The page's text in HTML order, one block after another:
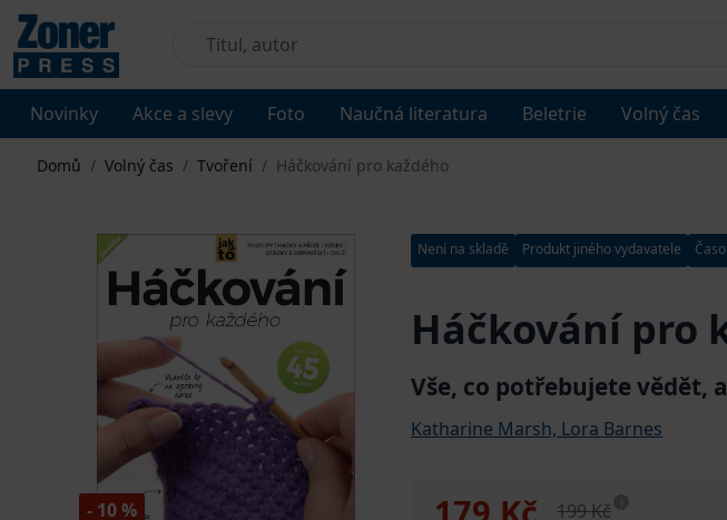
Novinky Akce a slevy Foto Naučná literatura Beletrie Volný čas
Domů / Volný čas / Tvoření / Háčkování pro každého
- 10 %
Není na skladě Produkt jiného vydavatele
Háčkování pro
Vše, co potřebujete vědět,
Katharine Marsh, Lora Barnes
199 Kč